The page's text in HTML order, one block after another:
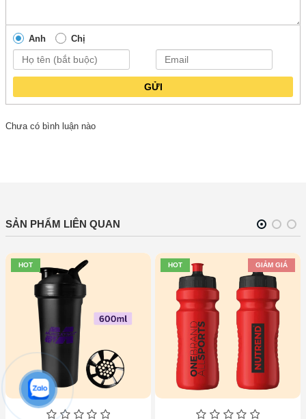
Anh Chị
GỬI
Chưa có bình luận nào
SẢN PHẨM LIÊN QUAN
HOT HOT GIẢM GIÁ